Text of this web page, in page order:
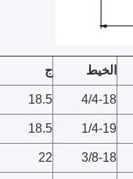
الخيط ج
4/4-18
18.5
1/4-19
18.5
3/8-18
22